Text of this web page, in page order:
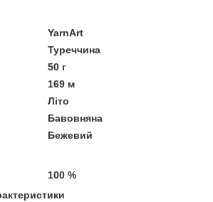
YarnArt
Туреччина
50 г
169 м
Літо
Бавовняна
Бежевий
100 %